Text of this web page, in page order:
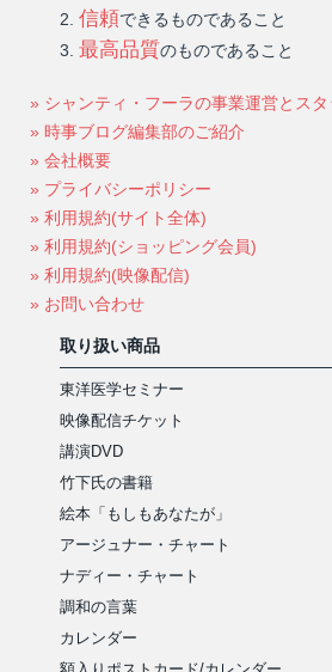
信頼できるものであること
最高品質のものであること
» シャンティ・フーラの事業運営とスタ
» 時事ブログ編集部のご紹介
» 会社概要
» プライバシーポリシー
» 利用規約(サイト全体)
» 利用規約(ショッピング会員)
» 利用規約(映像配信)
» お問い合わせ
取り扱い商品
東洋医学セミナー
映像配信チケット
講演DVD
竹下氏の書籍
絵本「もしもあなたが」
アージュナー・チャート
ナディー・チャート
調和の言葉
カレンダー